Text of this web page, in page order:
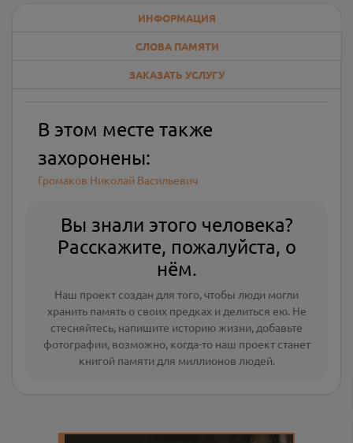
ИНФОРМАЦИЯ
СЛОВА ПАМЯТИ
ЗАКАЗАТЬ УСЛУГУ
В этом месте также
захоронены:
Громаков Николай Васильевич
Вы знали этого человека?
Расскажите, пожалуйста, о
нём.
Наш проект создан для того, чтобы люди могли
хранить память о своих предках и делиться ею. Не
стесняйтесь, напишите историю жизни, добавьте
фотографии, возможно, когда-то наш проект станет
книгой памяти для миллионов людей.